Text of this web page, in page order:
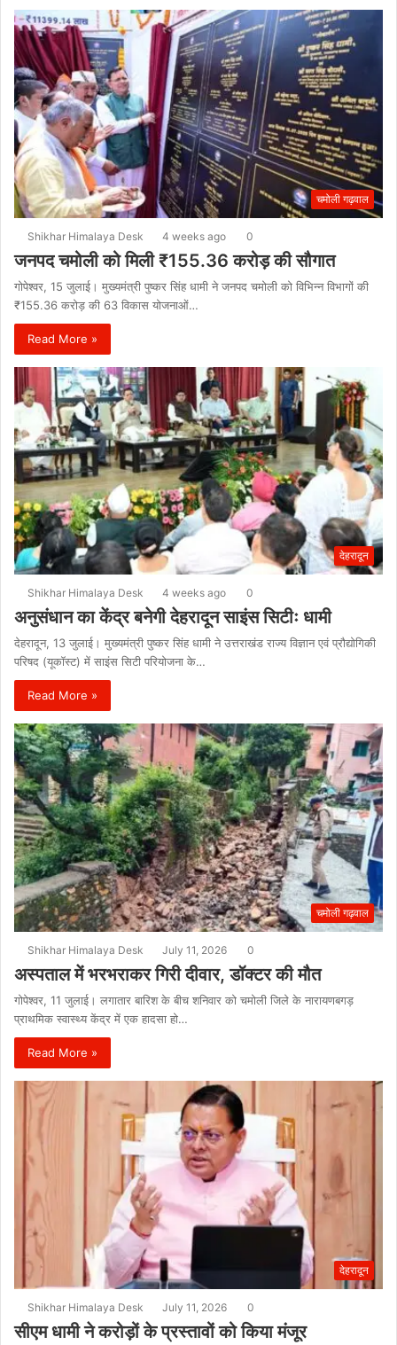
चमोली गढ़वाल
Shikhar Himalaya Desk 4 weeks ago 0
जनपद चमोली को मिली ₹155.36 करोड़ की सौगात
गोपेश्वर, 15 जुलाई। मुख्यमंत्री पुष्कर सिंह धामी ने जनपद चमोली को विभिन्न विभागों की
₹155.36 करोड़ की 63 विकास योजनाओं…
Read More »
देहरादून
Shikhar Himalaya Desk 4 weeks ago 0
अनुसंधान का केंद्र बनेगी देहरादून साइंस सिटीः धामी
देहरादून, 13 जुलाई। मुख्यमंत्री पुष्कर सिंह धामी ने उत्तराखंड राज्य विज्ञान एवं प्रौद्योगिकी
परिषद (यूकॉस्ट) में साइंस सिटी परियोजना के…
Read More »
चमोली गढ़वाल
Shikhar Himalaya Desk July 11, 2026 0
अस्पताल में भरभराकर गिरी दीवार, डॉक्टर की मौत
गोपेश्वर, 11 जुलाई। लगातार बारिश के बीच शनिवार को चमोली जिले के नारायणबगड़
प्राथमिक स्वास्थ्य केंद्र में एक हादसा हो…
Read More »
देहरादून
Shikhar Himalaya Desk July 11, 2026 0
सीएम धामी ने करोड़ों के प्रस्तावों को किया मंजूर